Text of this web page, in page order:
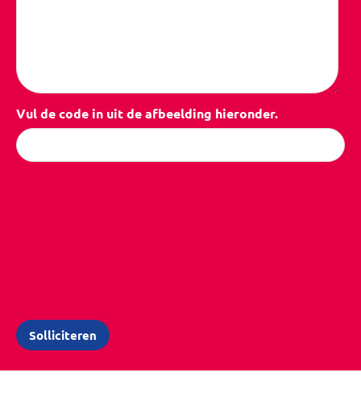
Vul de code in uit de afbeelding hieronder.